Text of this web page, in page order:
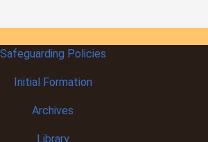
Safeguarding Policies
InitialFormation
Archives
Library